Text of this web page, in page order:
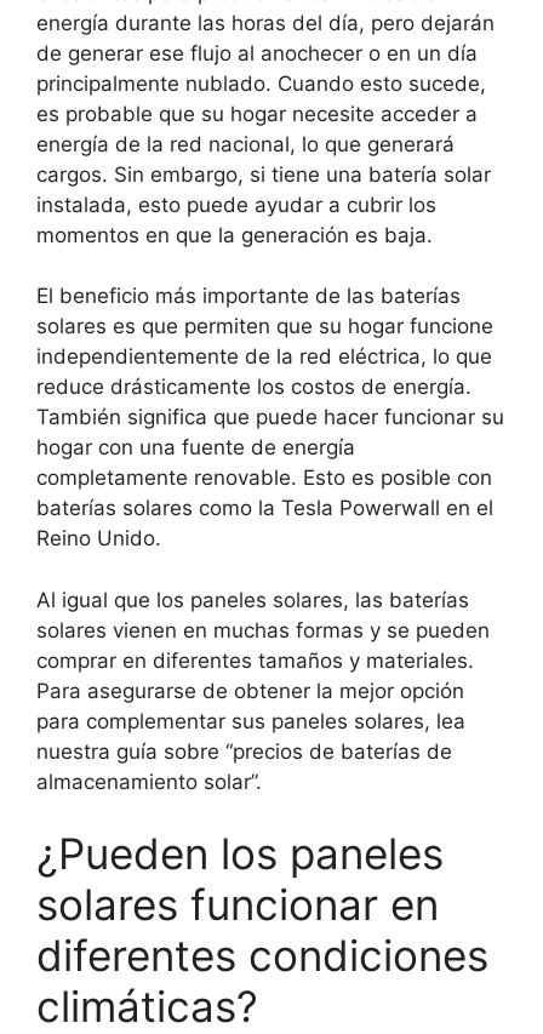
energía durante las horas del día, pero dejarán
de generar ese flujo al anochecer o en un día
principalmente nublado. Cuando esto sucede,
es probable que su hogar necesite acceder a
energía de la red nacional, lo que generará
cargos. Sin embargo, si tiene una batería solar
instalada, esto puede ayudar a cubrir los
momentos en que la generación es baja.
El beneficio más importante de las baterías
solares es que permiten que su hogar funcione
independientemente de la red eléctrica, lo que
reduce drásticamente los costos de energía.
También significa que puede hacer funcionar su
hogar con una fuente de energía
completamente renovable. Esto es posible con
baterías solares como la Tesla Powerwall en el
Reino Unido.
Al igual que los paneles solares, las baterías
solares vienen en muchas formas y se pueden
comprar en diferentes tamaños y materiales.
Para asegurarse de obtener la mejor opción
para complementar sus paneles solares, lea
nuestra guía sobre “precios de baterías de
almacenamiento solar”.
¿Pueden los paneles
solares funcionar en
diferentes condiciones
climáticas?